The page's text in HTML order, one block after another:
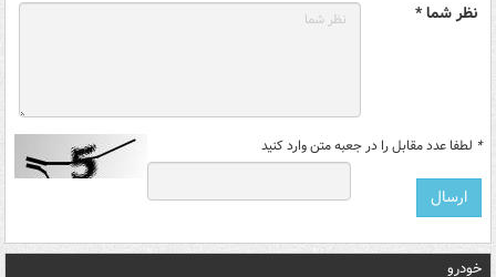
نظر شما *
* لطفا عدد مقابل را در جعبه متن وارد کنید
خودرو